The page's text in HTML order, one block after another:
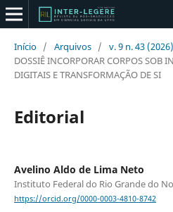
Início / Arquivos / v. 9 n. 43
DOSSIÊ INCORPORAR CORPOS SOB
DIGITAIS E TRANSFORMAÇÃO DE SI
Editorial
Avelino Aldo de Lima Neto
Instituto Federal do Rio Grande do
https://orcid.org/0000-0003-4810-8742